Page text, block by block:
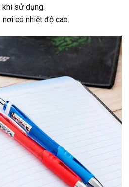
khi sử dụng.
nơi có nhiệt độ cao.